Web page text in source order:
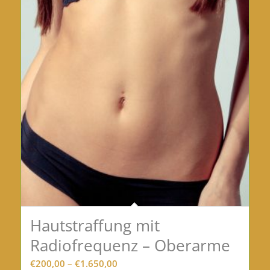
Hautstraffung mit
Radiofrequenz – Oberarme
€200,00 – €1.650,00Preisspanne: